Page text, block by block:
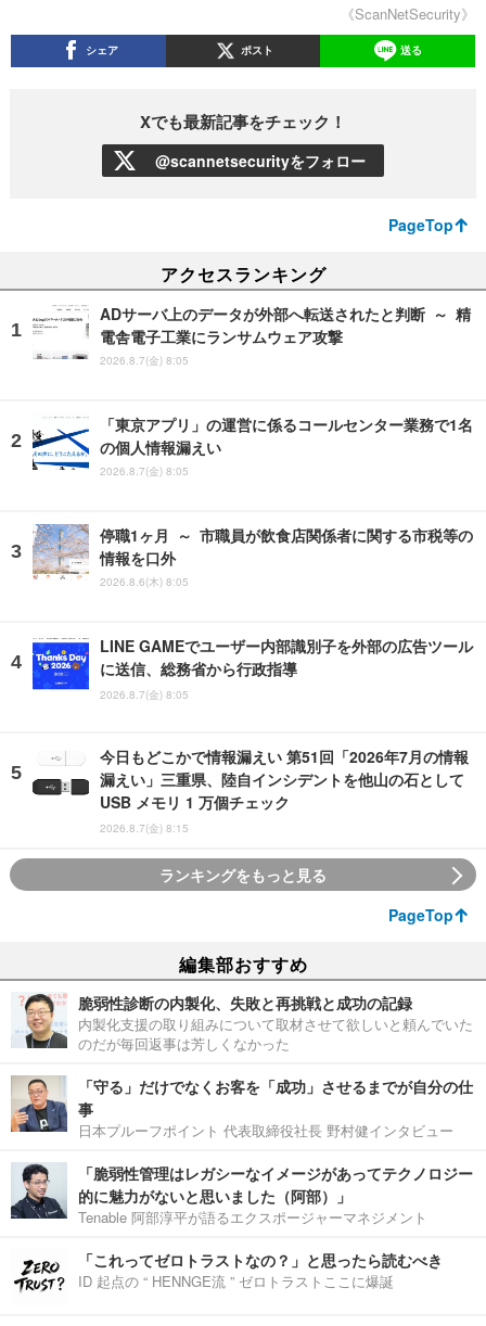
《ScanNetSecurity》
シェア ポスト 送る
Xでも最新記事をチェック！
@scannetsecurityをフォロー
PageTop
アクセスランキング
ADサーバ上のデータが外部へ転送されたと判断 ～ 精
電舎電子工業にランサムウェア攻撃
2026.8.7(金) 8:05
「東京アプリ」の運営に係るコールセンター業務で1名
の個人情報漏えい
2026.8.7(金) 8:05
停職1ヶ月 ～ 市職員が飲食店関係者に関する市税等の
情報を口外
2026.8.6(木) 8:05
LINE GAMEでユーザー内部識別子を外部の広告ツール
に送信、総務省から行政指導
2026.8.7(金) 8:05
今日もどこかで情報漏えい 第51回「2026年7月の情報
漏えい」三重県、陸自インシデントを他山の石として
USB メモリ 1 万個チェック
2026.8.7(金) 8:15
ランキングをもっと見る
PageTop
編集部おすすめ
脆弱性診断の内製化、失敗と再挑戦と成功の記録
内製化支援の取り組みについて取材させて欲しいと頼んでいた
のだが毎回返事は芳しくなかった
「守る」だけでなくお客を「成功」させるまでが自分の仕
事
日本プルーフポイント 代表取締役社長 野村健インタビュー
「脆弱性管理はレガシーなイメージがあってテクノロジー
的に魅力がないと思いました（阿部）」
Tenable 阿部淳平が語るエクスポージャーマネジメント
「これってゼロトラストなの？」と思ったら読むべき
ID 起点の “ HENNGE流 ” ゼロトラストここに爆誕